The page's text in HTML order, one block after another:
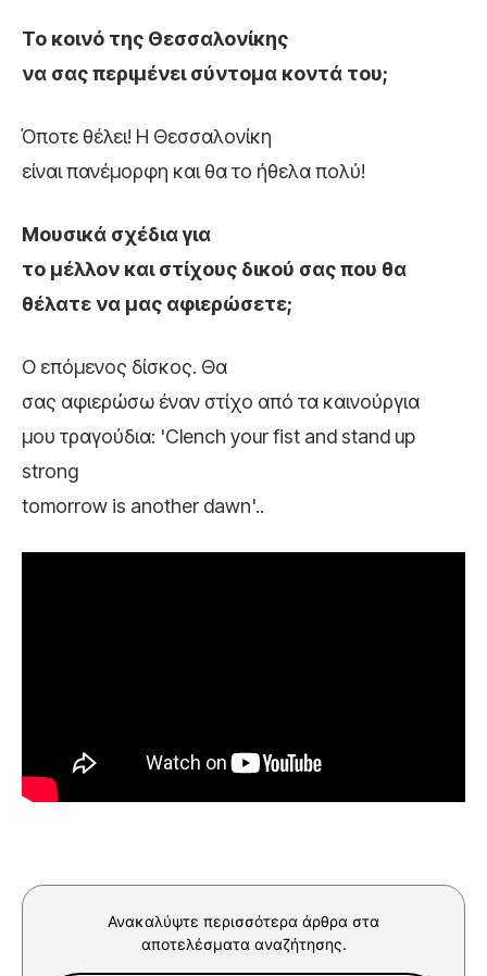
Το κοινό της Θεσσαλονίκης
να σας περιμένει σύντομα κοντά του;
Όποτε θέλει! Η Θεσσαλονίκη
είναι πανέμορφη και θα το ήθελα πολύ!
Μουσικά σχέδια για
το μέλλον και στίχους δικού σας που θα
θέλατε να μας αφιερώσετε;
Ο επόμενος δίσκος. Θα
σας αφιερώσω έναν στίχο από τα καινούργια
μου τραγούδια: 'Clench your fist and stand up
strong
tomorrow is another dawn'..
Ανακαλύψτε περισσότερα άρθρα στα
αποτελέσματα αναζήτησης.